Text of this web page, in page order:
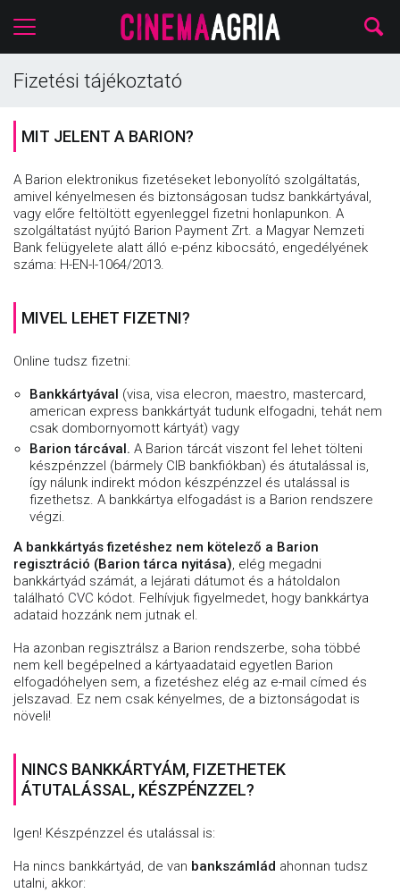
Fizetési tájékoztató
MIT JELENT A BARION?
A Barion elektronikus fizetéseket lebonyolító szolgáltatás,
amivel kényelmesen és biztonságosan tudsz bankkártyával,
vagy előre feltöltött egyenleggel fizetni honlapunkon. A
szolgáltatást nyújtó Barion Payment Zrt. a Magyar Nemzeti
Bank felügyelete alatt álló e-pénz kibocsátó, engedélyének
száma: H-EN-I-1064/2013.
MIVEL LEHET FIZETNI?
Online tudsz fizetni:
Bankkártyával (visa, visa elecron, maestro, mastercard,
american express bankkártyát tudunk elfogadni, tehát nem
csak dombornyomott kártyát) vagy
Barion tárcával. A Barion tárcát viszont fel lehet tölteni
készpénzzel (bármely CIB bankfiókban) és átutalással is,
így nálunk indirekt módon készpénzzel és utalással is
fizethetsz. A bankkártya elfogadást is a Barion rendszere
végzi.
A bankkártyás fizetéshez nem kötelező a Barion
regisztráció (Barion tárca nyitása), elég megadni
bankkártyád számát, a lejárati dátumot és a hátoldalon
található CVC kódot. Felhívjuk figyelmedet, hogy bankkártya
adataid hozzánk nem jutnak el.
Ha azonban regisztrálsz a Barion rendszerbe, soha többé
nem kell begépelned a kártyaadataid egyetlen Barion
elfogadóhelyen sem, a fizetéshez elég az e-mail címed és
jelszavad. Ez nem csak kényelmes, de a biztonságodat is
növeli!
NINCS BANKKÁRTYÁM, FIZETHETEK
ÁTUTALÁSSAL, KÉSZPÉNZZEL?
Igen! Készpénzzel és utalással is:
Ha nincs bankkártyád, de van bankszámlád ahonnan tudsz
utalni, akkor: